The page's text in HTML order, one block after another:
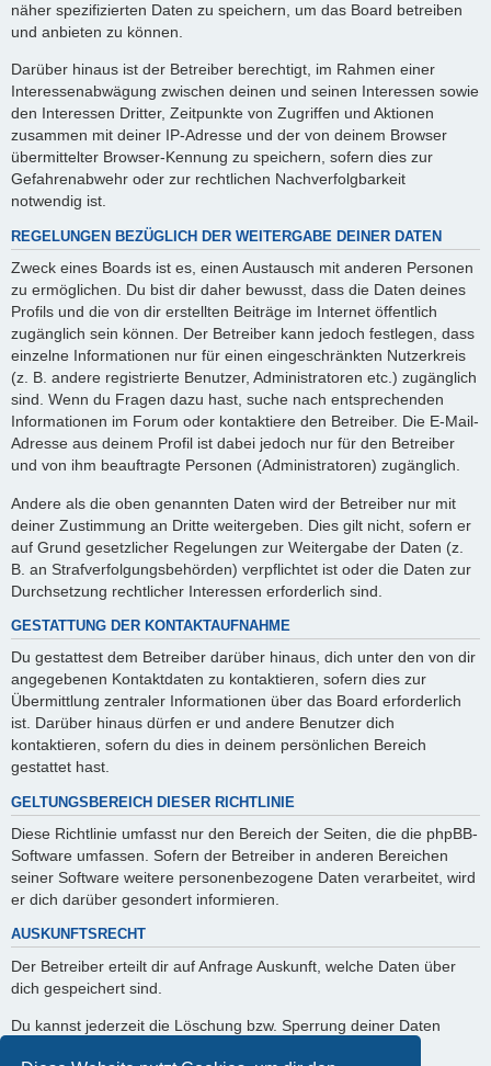
näher spezifizierten Daten zu speichern, um das Board betreiben
und anbieten zu können.
Darüber hinaus ist der Betreiber berechtigt, im Rahmen einer
Interessenabwägung zwischen deinen und seinen Interessen sowie
den Interessen Dritter, Zeitpunkte von Zugriffen und Aktionen
zusammen mit deiner IP-Adresse und der von deinem Browser
übermittelter Browser-Kennung zu speichern, sofern dies zur
Gefahrenabwehr oder zur rechtlichen Nachverfolgbarkeit
notwendig ist.
REGELUNGEN BEZÜGLICH DER WEITERGABE DEINER DATEN
Zweck eines Boards ist es, einen Austausch mit anderen Personen
zu ermöglichen. Du bist dir daher bewusst, dass die Daten deines
Profils und die von dir erstellten Beiträge im Internet öffentlich
zugänglich sein können. Der Betreiber kann jedoch festlegen, dass
einzelne Informationen nur für einen eingeschränkten Nutzerkreis
(z. B. andere registrierte Benutzer, Administratoren etc.) zugänglich
sind. Wenn du Fragen dazu hast, suche nach entsprechenden
Informationen im Forum oder kontaktiere den Betreiber. Die E-Mail-
Adresse aus deinem Profil ist dabei jedoch nur für den Betreiber
und von ihm beauftragte Personen (Administratoren) zugänglich.
Andere als die oben genannten Daten wird der Betreiber nur mit
deiner Zustimmung an Dritte weitergeben. Dies gilt nicht, sofern er
auf Grund gesetzlicher Regelungen zur Weitergabe der Daten (z.
B. an Strafverfolgungsbehörden) verpflichtet ist oder die Daten zur
Durchsetzung rechtlicher Interessen erforderlich sind.
GESTATTUNG DER KONTAKTAUFNAHME
Du gestattest dem Betreiber darüber hinaus, dich unter den von dir
angegebenen Kontaktdaten zu kontaktieren, sofern dies zur
Übermittlung zentraler Informationen über das Board erforderlich
ist. Darüber hinaus dürfen er und andere Benutzer dich
kontaktieren, sofern du dies in deinem persönlichen Bereich
gestattet hast.
GELTUNGSBEREICH DIESER RICHTLINIE
Diese Richtlinie umfasst nur den Bereich der Seiten, die die phpBB-
Software umfassen. Sofern der Betreiber in anderen Bereichen
seiner Software weitere personenbezogene Daten verarbeitet, wird
er dich darüber gesondert informieren.
AUSKUNFTSRECHT
Der Betreiber erteilt dir auf Anfrage Auskunft, welche Daten über
dich gespeichert sind.
Du kannst jederzeit die Löschung bzw. Sperrung deiner Daten